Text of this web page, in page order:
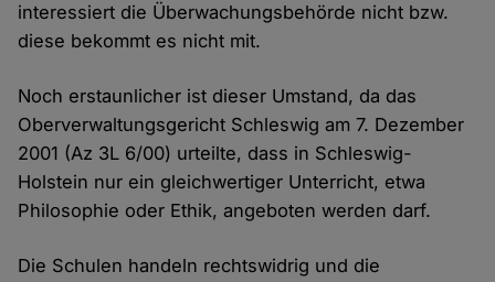
interessiert die Überwachungsbehörde nicht bzw.
diese bekommt es nicht mit.
Noch erstaunlicher ist dieser Umstand, da das
Oberverwaltungsgericht Schleswig am 7. Dezember
2001 (Az 3L 6/00) urteilte, dass in Schleswig-
Holstein nur ein gleichwertiger Unterricht, etwa
Philosophie oder Ethik, angeboten werden darf.
Die Schulen handeln rechtswidrig und die